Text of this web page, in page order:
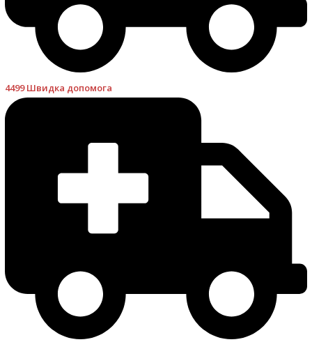
4499 Швидка допомога